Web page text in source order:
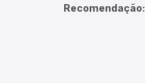
Recomendação: